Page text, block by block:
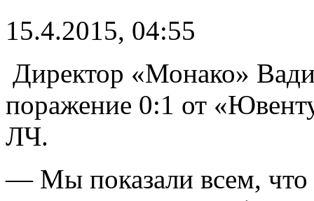
15.4.2015, 04:55
Директор «Монако»
поражение 0:1 от
ЛЧ.
— Мы показали всем, что